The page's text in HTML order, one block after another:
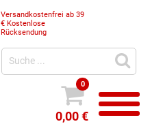
Versandkostenfrei ab 39
€Kostenlose
Rücksendung
0
0,00 €